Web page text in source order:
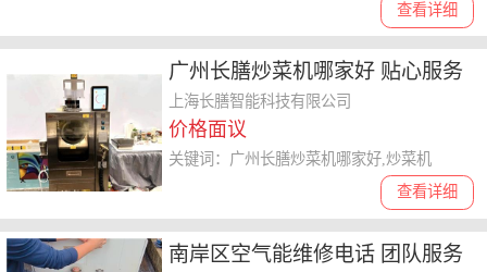
查看详细
广州长膳炒菜机哪家好 贴心服务
上海长膳智能科技供应
上海长膳智能科技有限公司
价格面议
查看详细
关键词：广州长膳炒菜机哪家好,炒菜机
南岸区空气能维修电话 团队服务